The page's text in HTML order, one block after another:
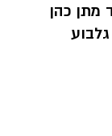
מתן כהן